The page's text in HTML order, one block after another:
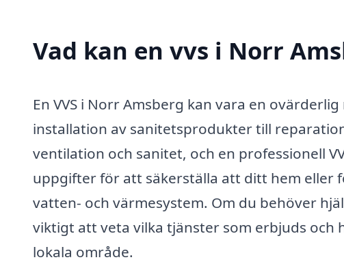
Vad kan en vvs i Norr
En VVS i Norr Amsberg kan vara en
installation av sanitetsprodukter till
ventilation och sanitet, och en professionell
uppgifter för att säkerställa att ditt hem eller
vatten- och värmesystem. Om du behöver
viktigt att veta vilka tjänster som erbjuds
lokala område.